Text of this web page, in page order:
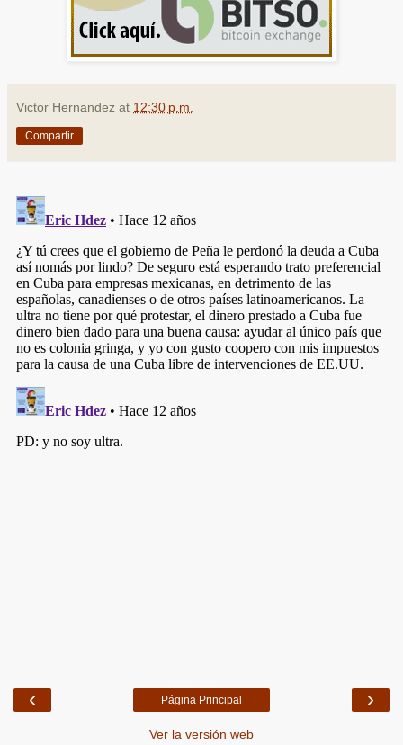
Victor Hernandez at 12:30 p.m.
Compartir
‹ ›
Página Principal
Ver la versión web